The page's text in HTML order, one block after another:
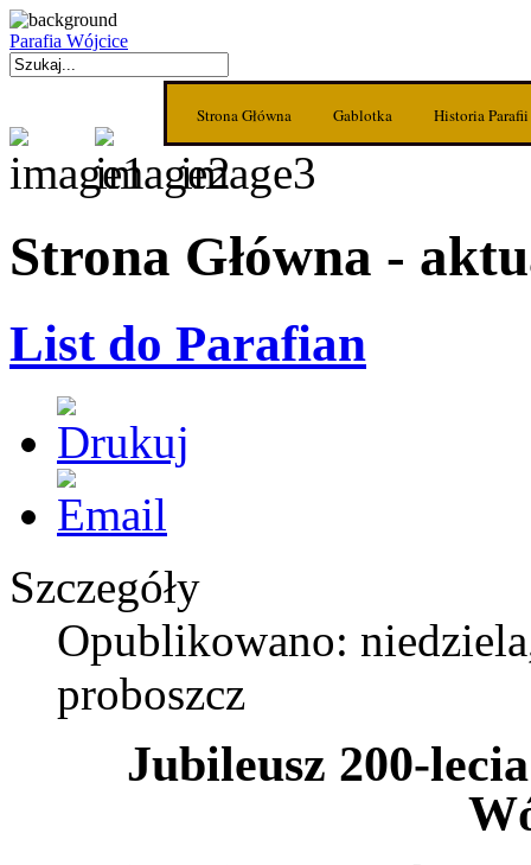
Parafia Wójcice
Strona Główna Gablotka Historia Parafii
Strona Główna -
List do Parafian
Szczegóły
Opublikowano:
proboszcz
Jubileusz 200-